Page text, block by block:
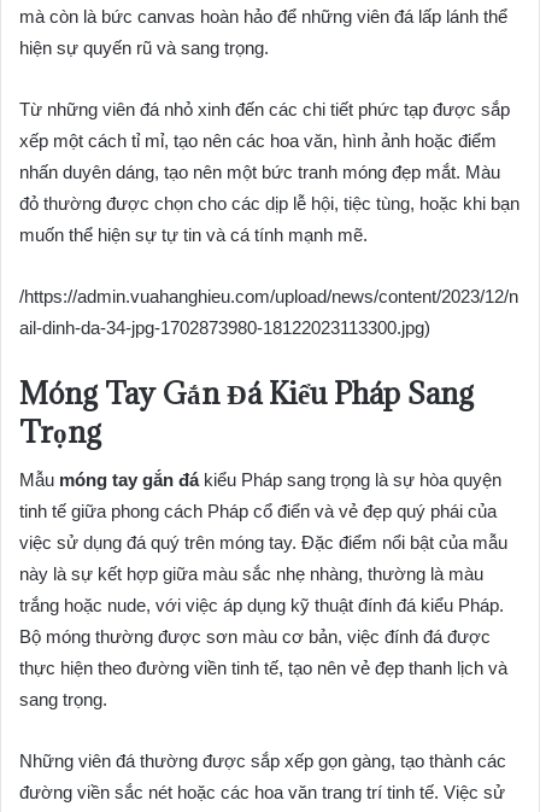
mà còn là bức canvas hoàn hảo để những viên đá lấp lánh thể
hiện sự quyến rũ và sang trọng.
Từ những viên đá nhỏ xinh đến các chi tiết phức tạp được sắp
xếp một cách tỉ mỉ, tạo nên các hoa văn, hình ảnh hoặc điểm
nhấn duyên dáng, tạo nên một bức tranh móng đẹp mắt. Màu
đỏ thường được chọn cho các dịp lễ hội, tiệc tùng, hoặc khi bạn
muốn thể hiện sự tự tin và cá tính mạnh mẽ.
/https://admin.vuahanghieu.com/upload/news/content/2023/12/n
ail-dinh-da-34-jpg-1702873980-18122023113300.jpg)
Móng Tay Gắn Đá Kiểu Pháp Sang
Trọng
Mẫu móng tay gắn đákiểu Pháp sang trọng là sự hòa quyện
tinh tế giữa phong cách Pháp cổ điển và vẻ đẹp quý phái của
việc sử dụng đá quý trên móng tay. Đặc điểm nổi bật của mẫu
này là sự kết hợp giữa màu sắc nhẹ nhàng, thường là màu
trắng hoặc nude, với việc áp dụng kỹ thuật đính đá kiểu Pháp.
Bộ móng thường được sơn màu cơ bản, việc đính đá được
thực hiện theo đường viền tinh tế, tạo nên vẻ đẹp thanh lịch và
sang trọng.
Những viên đá thường được sắp xếp gọn gàng, tạo thành các
đường viền sắc nét hoặc các hoa văn trang trí tinh tế. Việc sử